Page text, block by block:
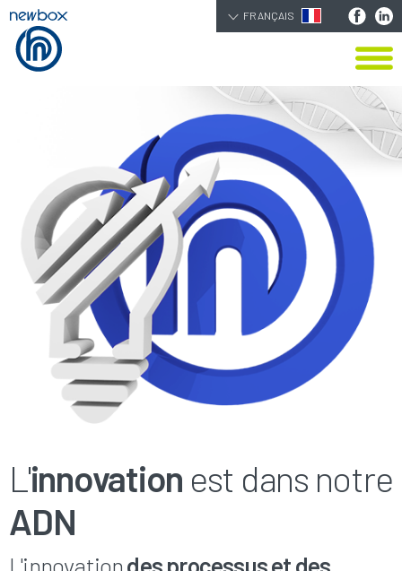
FRANÇAIS
L'innovation est dans notre
ADN
L'innovationdes processus et des